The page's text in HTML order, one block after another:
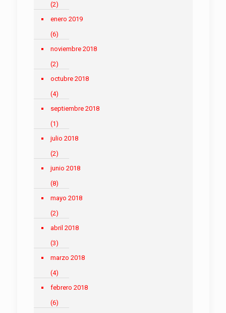
(2)
enero 2019
(6)
noviembre 2018
(2)
octubre 2018
(4)
septiembre 2018
(1)
julio 2018
(2)
junio 2018
(8)
mayo 2018
(2)
abril 2018
(3)
marzo 2018
(4)
febrero 2018
(6)